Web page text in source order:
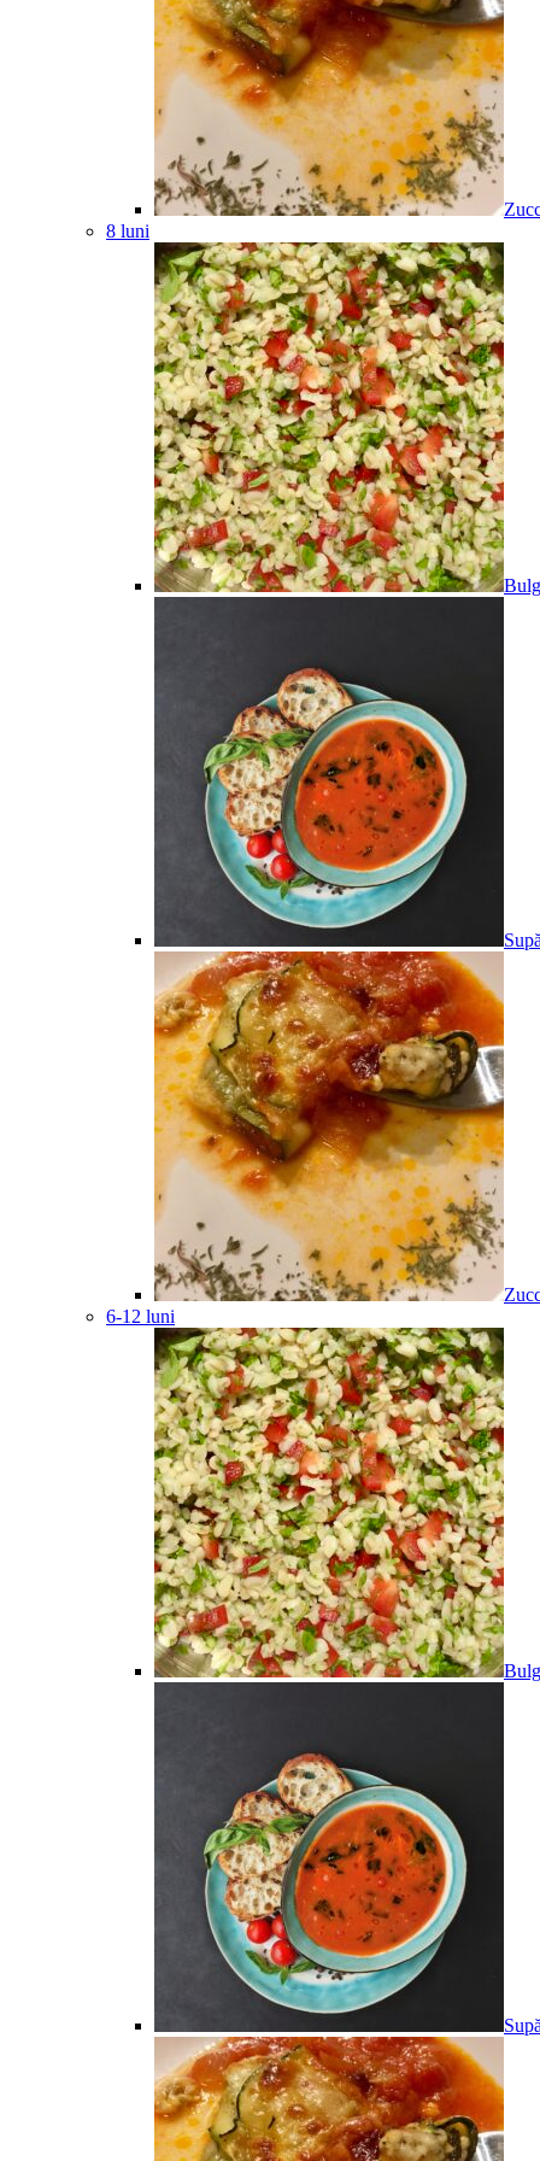
8 luni
6-12 luni